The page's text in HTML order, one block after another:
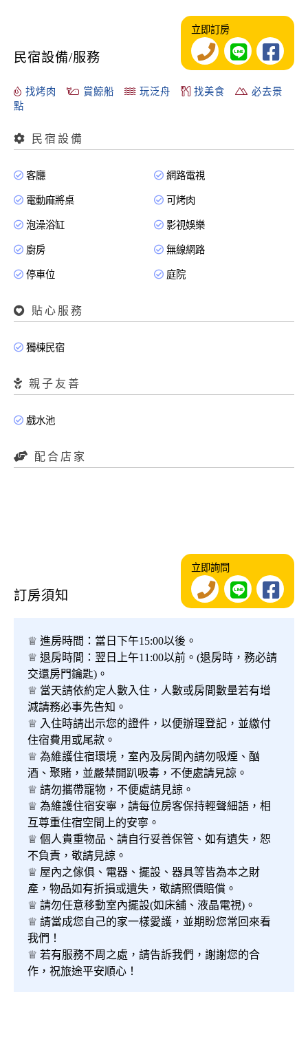
民宿設備/服務
立即訂房
找烤肉 賞鯨船 玩泛舟 找美食
必去景
點
民宿設備
客廳 網路電視
電動麻將桌 可烤肉
泡澡浴缸 影視娛樂
廚房 無線網路
停車位 庭院
貼心服務
獨棟民宿
親子友善
戲水池
配合店家
訂房須知
立即詢問
♕ 進房時間：當日下午15:00以後。
♕ 退房時間：翌日上午11:00以前。(退房時，務必請
交還房門鑰匙)。
♕ 當天請依約定人數入住，人數或房間數量若有增
減請務必事先告知。
♕ 入住時請出示您的證件，以便辦理登記，並繳付
住宿費用或尾款。
♕ 為維護住宿環境，室內及房間內請勿吸煙、酗
酒、聚賭，並嚴禁開趴吸毒，不便處請見諒。
♕ 請勿攜帶寵物，不便處請見諒。
♕ 為維護住宿安寧，請每位房客保持輕聲細語，相
互尊重住宿空間上的安寧。
♕ 個人貴重物品、請自行妥善保管、如有遺失，恕
不負責，敬請見諒。
♕ 屋內之傢俱、電器、擺設、器具等皆為本之財
產，物品如有折損或遺失，敬請照價賠償。
♕ 請勿任意移動室內擺設(如床舖、液晶電視)。
♕ 請當成您自己的家一樣愛護，並期盼您常回來看
我們！
♕ 若有服務不周之處，請告訴我們，謝謝您的合
作，祝旅途平安順心！